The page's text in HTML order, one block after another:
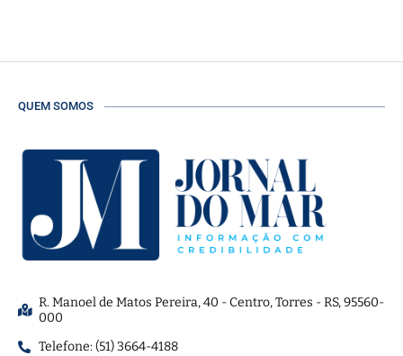
QUEM SOMOS
R. Manoel de Matos Pereira, 40 - Centro, Torres - RS, 95560-
000
Telefone: (51) 3664-4188